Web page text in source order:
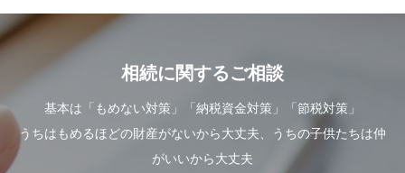
相続に関するご相談
基本は「もめない対策」「納税資金対策」「節税対策」
うちはもめるほどの財産がないから大丈夫、うちの子供たちは仲
がいいから大丈夫